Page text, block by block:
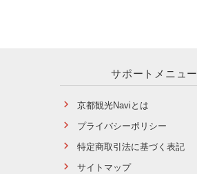
サポートメニュー
京都観光Naviとは
プライバシーポリシー
特定商取引法に基づく表記
サイトマップ